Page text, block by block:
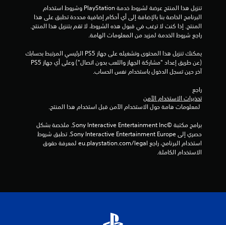
راجع شروط الخدمة لمزيد من المعلومات الهامة.
آخر حين تسجل الدخول باستخدام نفس الحساب.
راجع
تحذيرات الاستخدام الآمن
الاستخدام الكاملة.